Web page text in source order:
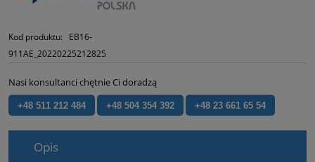
Kod produktu:
EB16-
911AE_20220225212825
Nasi konsultanci chętnie Ci doradzą
+48 511 212 484 +48 504 354 392 +48 23 661 65 54
Opis